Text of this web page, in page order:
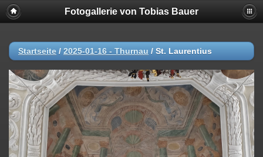
Fotogallerie von Tobias Bauer
Startseite / 2025-01-16 - Thurnau / St. Laurentius